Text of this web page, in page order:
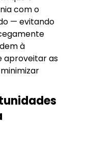
com o
— evitando
à
aproveitar as